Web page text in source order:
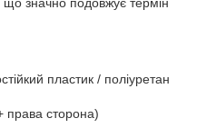
пластик / поліуретан
права сторона)